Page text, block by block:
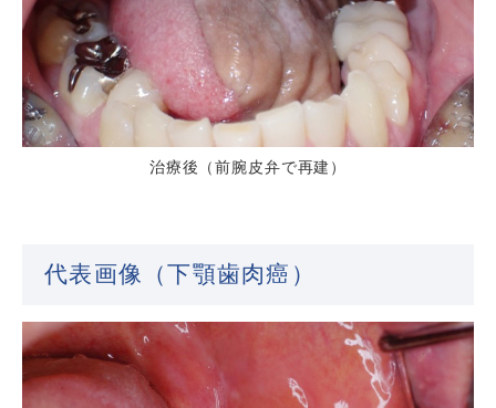
治療後（前腕皮弁で再建）
代表画像（下顎歯肉癌）